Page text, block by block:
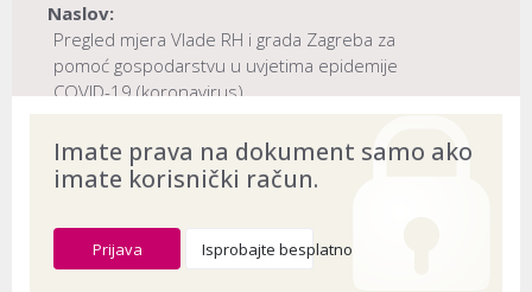
Naslov:
Pregled mjera Vlade RH i grada Zagreba za
pomoć gospodarstvu u uvjetima epidemije
COVID-19 (koronavirus)
Imate prava na dokument samo ako
imate korisnički račun.
Prijava Isprobajte besplatno